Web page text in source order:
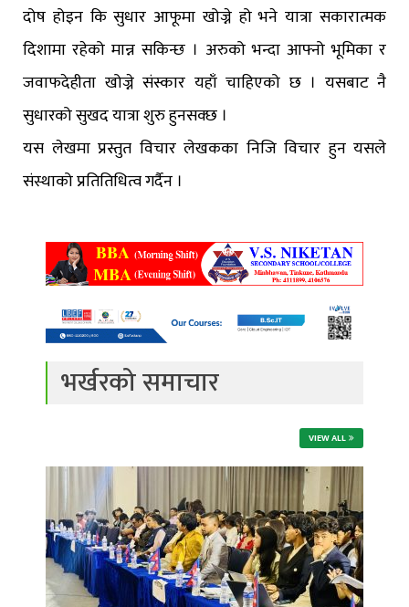
दोष होइन कि सुधार आफूमा खोज्ने हो भने यात्रा सकारात्मक
दिशामा रहेको मान्न सकिन्छ । अरुको भन्दा आफ्नो भूमिका र
जवाफदेहीता खोज्ने संस्कार यहाँ चाहिएको छ । यसबाट नै
सुधारको सुखद यात्रा शुरु हुनसक्छ ।
यस लेखमा प्रस्तुत विचार लेखकका निजि विचार हुन यसले
संस्थाको प्रतितिधित्व गर्दैन ।
भर्खरको समाचार
VIEW ALL